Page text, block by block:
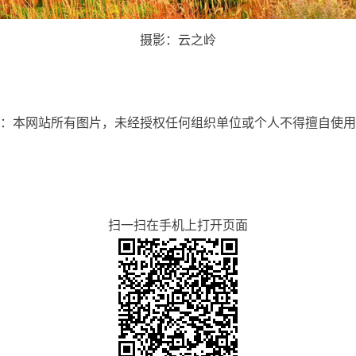
摄影：云之岭
本网站所有图片，未经授权任何组织单位或个人不得擅自使
扫一扫在手机上打开页面